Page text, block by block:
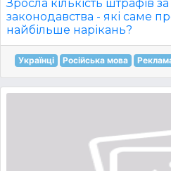
Зросла кількість штрафів
законодавства - які саме
найбільше нарікань?
Українці Російська мова